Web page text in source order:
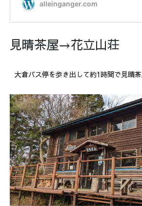
見晴茶屋→花立山荘
大倉バス停を歩き出して約1時間で見晴茶